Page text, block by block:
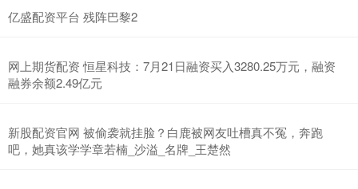
亿盛配资平台 残阵巴黎2
网上期货配资 恒星科技：7月21日融资买入3280.25万元，融资
融券余额2.49亿元
新股配资官网 被偷袭就挂脸？白鹿被网友吐槽真不冤，奔跑
吧，她真该学学章若楠_沙溢_名牌_王楚然